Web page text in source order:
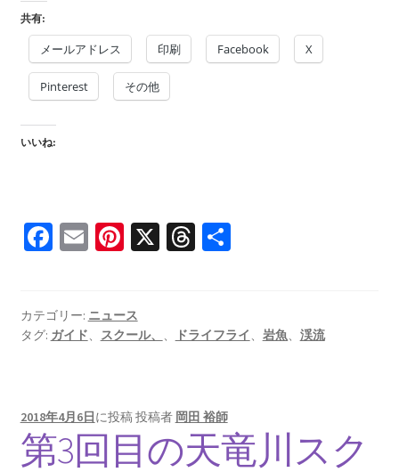
共有:
メールアドレス 印刷 Facebook X
Pinterest その他
いいね:
Fa
o
o
E
l
Pi
es
t
X T
ds
共
カテゴリー: ニュース
タグ: ガイド、 スクール、 、 ドライフライ 、 岩魚、 渓流
2018年4月6日に投稿投稿者 岡田 裕師
第3回目の天竜川スク